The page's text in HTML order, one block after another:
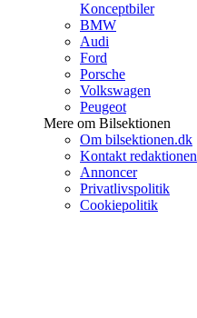
Konceptbiler
BMW
Audi
Ford
Porsche
Volkswagen
Peugeot
Mere om Bilsektionen
Om bilsektionen.dk
Kontakt redaktionen
Annoncer
Privatlivspolitik
Cookiepolitik